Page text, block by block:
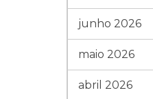
junho 2026
maio 2026
abril 2026